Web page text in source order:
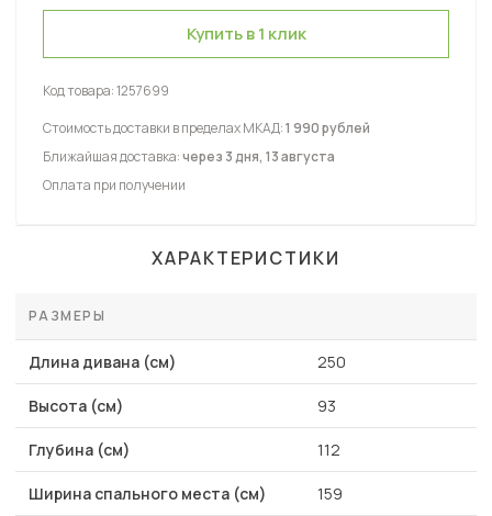
Купить в 1 клик
Код товара:1257699
Стоимость доставки в пределах МКАД:1 990 рублей
Ближайшая доставка:через 3 дня, 13 августа
Оплата при получении
ХАРАКТЕРИСТИКИ
РАЗМЕРЫ
Длина дивана (см) 250
Высота (см) 93
Глубина (см) 112
Ширина спального места (см) 159